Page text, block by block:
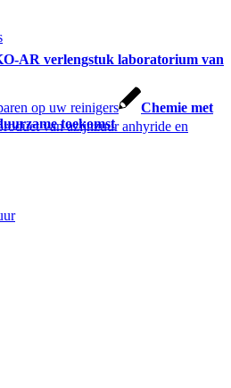
van azijnzuur anhyride en
AR verlengstuk laboratorium van
Chemie met
toekomst